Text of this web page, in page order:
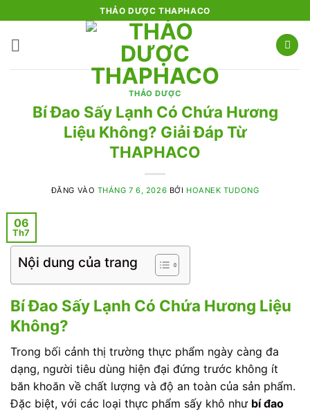
qua
nội
THẢO DƯỢC THAPHACO
THẢO DƯỢC
Bí Đao Sấy Lạnh Có Chứa Hương
Liệu Không? Giải Đáp Từ
THAPHACO
ĐĂNG VÀO THÁNG 7 6, 2026 BỞI HOANEK TUDONG
06
Th7
Nội dung của trang
Bí Đao Sấy Lạnh Có Chứa Hương Liệu
Không?
Trong bối cảnh thị trường thực phẩm ngày càng đa
dạng, người tiêu dùng hiện đại đứng trước không ít
băn khoăn về chất lượng và độ an toàn của sản phẩm.
Đặc biệt, với các loại thực phẩm sấy khô như bí đao